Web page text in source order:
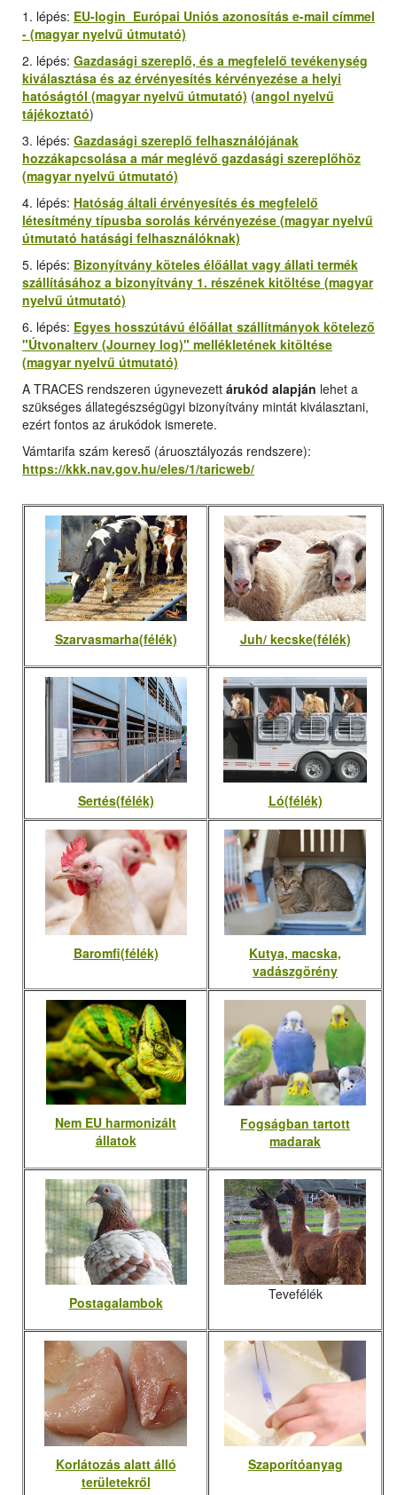
1. lépés: EU-login Európai Uniós azonosítás e-mail címmel
- (magyar nyelvű útmutató)
2. lépés: Gazdasági szereplő, és a megfelelő tevékenység
kiválasztása és az érvényesítés kérvényezése a helyi
hatóságtól (magyar nyelvű útmutató) (angol nyelvű
tájékoztató)
3. lépés: Gazdasági szereplő felhasználójának
hozzákapcsolása a már meglévő gazdasági szereplőhöz
(magyar nyelvű útmutató)
4. lépés: Hatóság általi érvényesítés és megfelelő
létesítmény típusba sorolás kérvényezése (magyar nyelvű
útmutató hatásági felhasználóknak)
5. lépés: Bizonyítvány köteles élőállat vagy állati termék
szállításához a bizonyítvány 1. részének kitöltése (magyar
nyelvű útmutató)
6. lépés: Egyes hosszútávú élőállat szállítmányok kötelező
"Útvonalterv (Journey log)" mellékletének kitöltése
(magyar nyelvű útmutató)
A TRACES rendszeren úgynevezett árukód alapján lehet a
szükséges állategészségügyi bizonyítvány mintát kiválasztani,
ezért fontos az árukódok ismerete.
Vámtarifa szám kereső (áruosztályozás rendszere):
https://kkk.nav.gov.hu/eles/1/taricweb/
Szarvasmarha(félék) Juh/ kecske(félék)
Sertés(félék) Ló(félék)
Baromfi(félék)
Kutya, macska,
vadászgörény
Nem EU harmonizált
állatok
Fogságban tartott
madarak
Postagalambok Tevefélék
Korlátozás alatt álló
területekről
Szaporítóanyag